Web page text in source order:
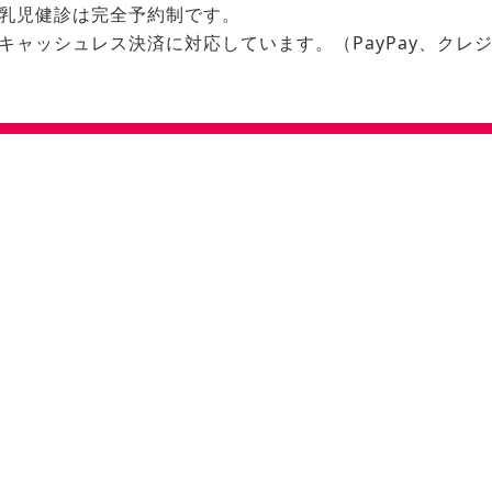
児健診は完全予約制です。
ャッシュレス決済に対応しています。（PayPay、クレジ